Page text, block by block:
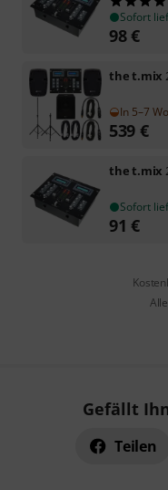
Sofort
98€
the t.mix
In 5–7
539 €
the t.mix
Sofort
91 €
Gefällt
Teilen